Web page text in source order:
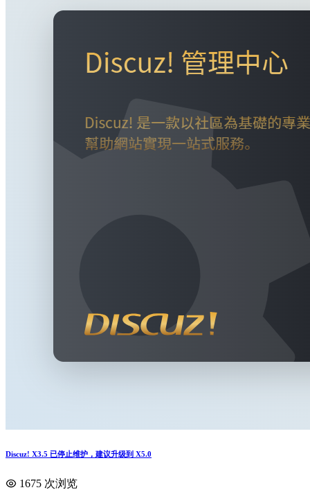
Discuz! X3.5 已停止维护，建议升级到 X5.0
1675 次浏览